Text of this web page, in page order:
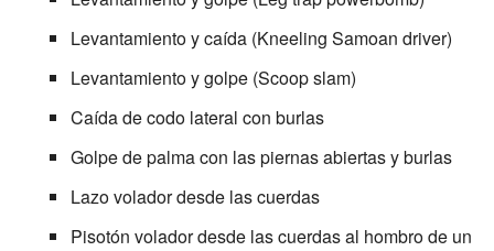
Levantamiento y caída (Kneeling Samoan driver)
Levantamiento y golpe (Scoop slam)
Caída de codo lateral con burlas
Golpe de palma con las piernas abiertas y burlas
Lazo volador desde las cuerdas
Pisotón volador desde las cuerdas al hombro de un